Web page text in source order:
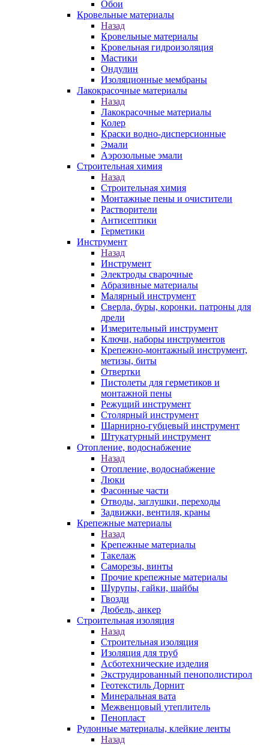
Обои
Кровельные материалы
Назад
Кровельные материалы
Кровельная гидроизоляция
Мастики
Ондулин
Изоляционные мембраны
Лакокрасочные материалы
Назад
Лакокрасочные материалы
Колер
Краски водно-дисперсионные
Эмали
Аэрозольные эмали
Строительная химия
Назад
Строительная химия
Монтажные пены и очистители
Растворители
Антисептики
Герметики
Инструмент
Назад
Инструмент
Электроды сварочные
Абразивные материалы
Малярный инструмент
Сверла, буры, коронки. патроны для
дрели
Измерительный инструмент
Ключи, наборы инструментов
Крепежно-монтажный инструмент,
метизы, биты
Отвертки
Пистолеты для герметиков и
монтажной пены
Режущий инструмент
Столярный инструмент
Шарнирно-губцевый инструмент
Штукатурный инструмент
Отопление, водоснабжение
Назад
Отопление, водоснабжение
Люки
Фасонные части
Отводы, заглушки, переходы
Задвижки, вентиля, краны
Крепежные материалы
Назад
Крепежные материалы
Такелаж
Саморезы, винты
Прочие крепежные материалы
Шурупы, гайки, шайбы
Гвозди
Дюбель, анкер
Строительная изоляция
Назад
Строительная изоляция
Изоляция для труб
Асботехнические изделия
Экструдированный пенополистирол
Геотекстиль Дорнит
Минеральная вата
Межвенцовый утеплитель
Пенопласт
Рулонные материалы, клейкие ленты
Назад